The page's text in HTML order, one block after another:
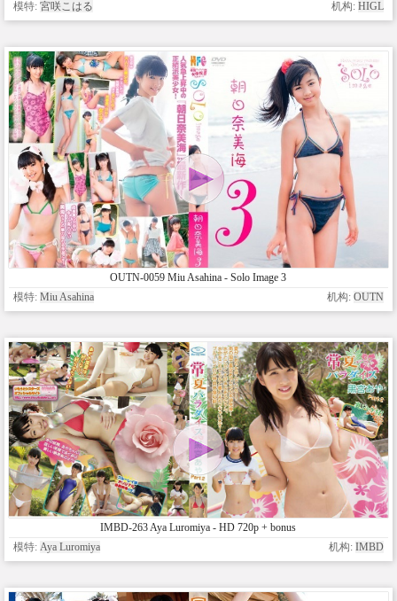
模特: 宮咲こはる 机构: HIGL
OUTN-0059 Miu Asahina - Solo Image 3
模特: Miu Asahina 机构: OUTN
IMBD-263 Aya Luromiya - HD 720p + bonus
模特: Aya Luromiya 机构: IMBD